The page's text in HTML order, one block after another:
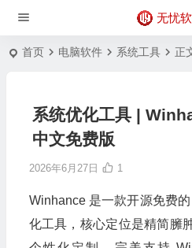
无忧
首页 电脑软件 系统工具 正
系统优化工具 |
中文免费版
2026年6月27日 1
Winhance 是一款开源免费
化工具，核心定位是精简臃